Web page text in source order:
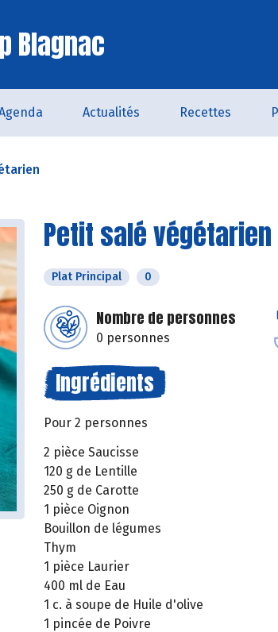
Blagnac
Actualités Recettes
Petit salé végétarien
Plat Principal 0
Nombre de personnes
0 personnes
Ingrédients
Pour 2 personnes
2 pièce Saucisse
120 g de Lentille
250 g de Carotte
1 pièce Oignon
Bouillon de légumes
Thym
1 pièce Laurier
400 ml de Eau
1 c. à soupe de Huile d'olive
1 pincée de Poivre